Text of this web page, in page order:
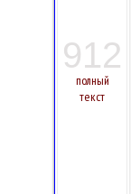
912
полный
текст